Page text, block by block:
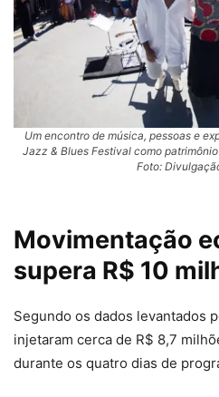
Um encontro de música, pessoas e
Jazz & Blues Festival como
Foto:
Movimentação
supera R$ 10
Segundo os dados levantados
injetaram cerca de R$ 8,7
durante os quatro dias de